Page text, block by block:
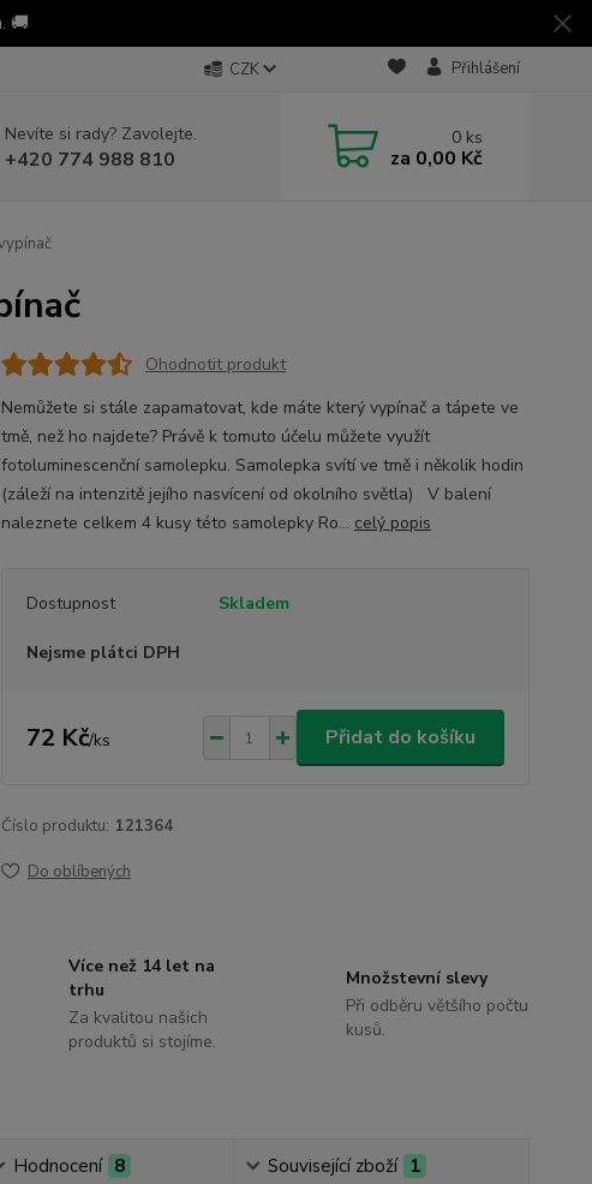
🚚
CZK Přihlášení
Nevíte si rady? Zavolejte.
+420 774 988 810
0 ks
za 0,00 Kč
Ohodnotit produkt
Nemůžete si stále zapamatovat, kde máte který vypínač a tápete ve
tmě, než ho najdete? Právě k tomuto účelu můžete využít
fotoluminescenční samolepku. Samolepka svítí ve tmě i několik hodin
(záleží na intenzitě jejího nasvícení od okolního světla) V balení
naleznete celkem 4 kusy této samolepky Ro... celý popis
Dostupnost Skladem
Nejsme plátci DPH
72 Kč/ks Přidat do košíku
Číslo produktu: 121364
Do oblíbených
Více než 14 let na
trhu
Za kvalitou našich
produktů si stojíme.
Množstevní slevy
Při odběru většího počtu
kusů.
Hodnocení 8 Související zboží 1